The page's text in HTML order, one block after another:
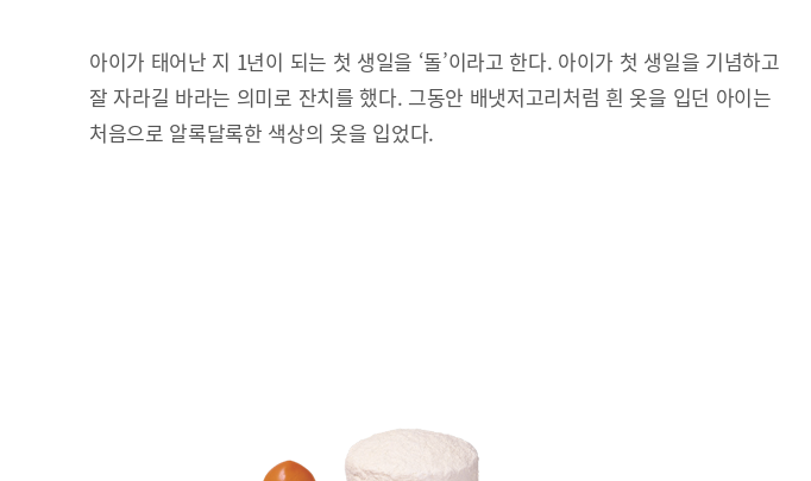
아이가 태어난 지 1년이 되는 첫 생일을 ‘돌’이라고 한다. 아이가 첫 생일을 기념하고
잘 자라길 바라는 의미로 잔치를 했다. 그동안 배냇저고리처럼 흰 옷을 입던 아이는
처음으로 알록달록한 색상의 옷을 입었다.